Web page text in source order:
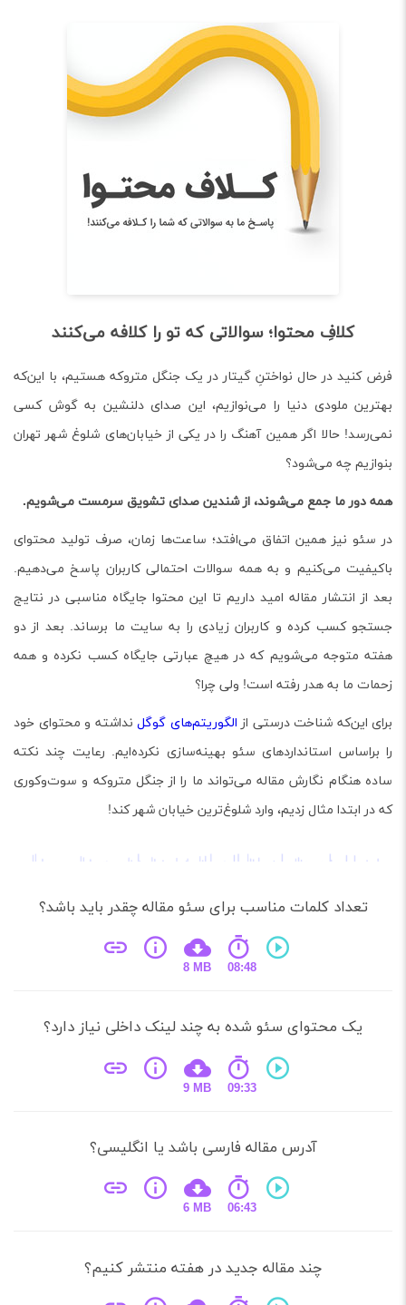
کلافِ محتوا؛ سوالاتی که تو را کلافه می‌کنند
در حال نواختنِ گیتار در یک جنگل متروکه هستیم، با این‌که
ملودی دنیا را می‌نوازیم، این صدای دلنشین به گوش کسی
حالا اگر همین آهنگ را در یکی از خیابان‌های شلوغ شهر تهران
چه می‌شود؟
ما جمع می‌شوند، از شندین صدای تشویق سرمست می‌شویم.
نیز همین اتفاق می‌افتد؛ ساعت‌ها زمان، صرف تولید محتوای
می‌کنیم و به همه سوالات احتمالی کاربران پاسخ می‌دهیم.
انتشار مقاله امید داریم تا این محتوا جایگاه مناسبی در نتایج
کسب کرده و کاربران زیادی را به سایت ما برساند. بعد از دو
می‌شویم که در هیچ عبارتی جایگاه کسب نکرده و همه
به هدر رفته است! ولی چرا؟
شناخت درستی ازالگوریتم‌های گوگلنداشته و محتوای خود
استانداردهای سئو بهینه‌سازی نکرده‌ایم. رعایت چند نکته
نگارش مقاله می‌تواند ما را از جنگل متروکه و سوت‌و‌کوری
مثال زدیم، وارد شلوغ‌ترین خیابان شهر کند!
کلمات مناسب برای سئو مقاله چقدر باید باشد؟
8 MB
محتوای سئو شده به چند لینک داخلی نیاز دارد؟
9 MB
آدرس مقاله فارسی باشد یا انگلیسی؟
6 MB
چند مقاله جدید در هفته منتشر کنیم؟